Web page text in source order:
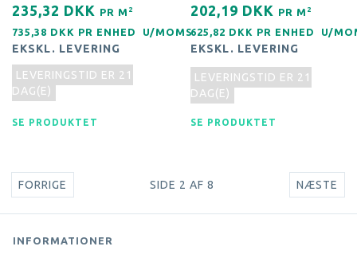
235,32 DKK PR M 2
735,38 DKK PR ENHED U/MOMS
EKSKL. LEVERING
LEVERINGSTID ER 21
DAG(E)
SE PRODUKTET
202,19 DKK PR M 2
625,82 DKK PR ENHED U/
EKSKL. LEVERING
LEVERINGSTID ER 21
DAG(E)
SE PRODUKTET
FORRIGE SIDE 2 AF 8 NÆSTE
INFORMATIONER